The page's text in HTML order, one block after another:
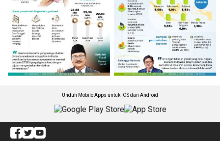
Unduh Mobile Apps untuk iOS dan Android